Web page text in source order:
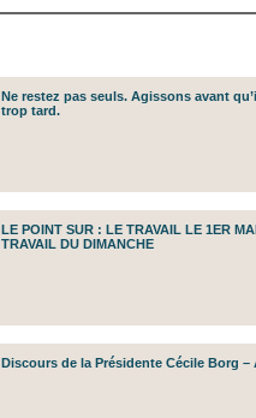
Ne restez pas seuls. Agissons avant
trop tard.
LE POINT SUR : LE TRAVAIL LE 1ER
TRAVAIL DU DIMANCHE
Discours de la Présidente Cécile Borg –